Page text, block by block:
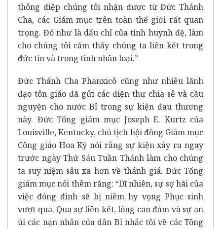
thông điệp chúng tôi nhận được từ Đức Thánh
Cha, các Giám mục trên toàn thế giới rất quan
trọng. Đó như là dấu chỉ của tình huynh đệ, làm
cho chúng tôi cảm thấy chúng ta liên kết trong
đức tin và trong tình nhân loại.”
Đức Thánh Cha Phanxicô cũng như nhiều lãnh
đạo tôn giáo đã gửi các điện thư chia sẻ và cầu
nguyện cho nước Bỉ trong sự kiện đau thương
này. Đức Tổng giám mục Joseph E. Kurtz của
Louisville, Kentucky, chủ tịch hội đồng Giám mục
Công giáo Hoa Kỳ nói rằng sự kiện xảy ra ngay
trước ngày Thứ Sáu Tuần Thánh làm cho chúng
ta suy niệm sâu xa hơn về thánh giá. Đức Tổng
giám mục nói thêm rằng: “Dĩ nhiên, sự sợ hãi của
việc đóng đinh sẽ bị niềm hy vọng Phục sinh
vượt qua. Qua sự liên kết, lòng can đảm và sự an
ủi các nạn nhân của dân Bỉ nhắc tôi về các Tông